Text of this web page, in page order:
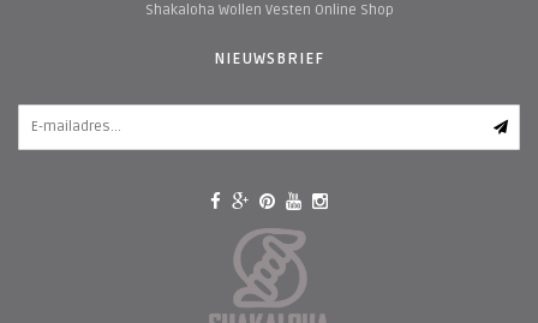
Shakaloha Wollen Vesten Online Shop
NIEUWSBRIEF